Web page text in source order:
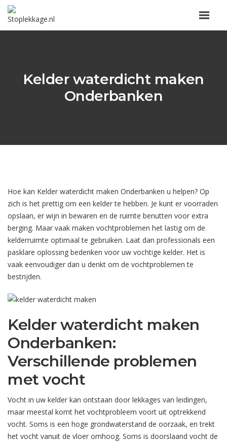
Kelder waterdicht maken
Onderbanken
Hoe kan Kelder waterdicht maken Onderbanken u helpen? Op
zich is het prettig om een kelder te hebben. Je kunt er voorraden
opslaan, er wijn in bewaren en de ruimte benutten voor extra
berging. Maar vaak maken vochtproblemen het lastig om de
kelderruimte optimaal te gebruiken. Laat dan professionals een
pasklare oplossing bedenken voor uw vochtige kelder. Het is
vaak eenvoudiger dan u denkt om de vochtproblemen te
bestrijden.
Kelder waterdicht maken
Onderbanken:
Verschillende problemen
met vocht
Vocht in uw kelder kan ontstaan door lekkages van leidingen,
maar meestal komt het vochtprobleem voort uit optrekkend
vocht. Soms is een hoge grondwaterstand de oorzaak, en trekt
het vocht vanuit de vloer omhoog. Soms is doorslaand vocht de